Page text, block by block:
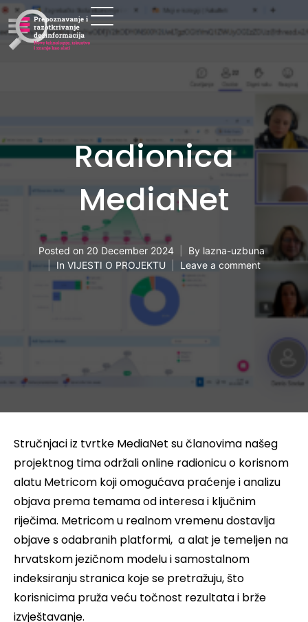
Radionica
MediaNet
Posted on 20 December 2024 By lazna-uzbuna
In VIJESTI O PROJEKTU Leave a comment
Stručnjaci iz tvrtke MediaNet su članovima našeg
projektnog tima održali online radionicu o korisnom
alatu Metricom koji omogućava praćenje i analizu
objava prema temama od interesa i ključnim
riječima. Metricom u realnom vremenu dostavlja
objave s odabranih platformi, a alat je temeljen na
hrvatskom jezičnom modelu i samostalnom
indeksiranju stranica koje se pretražuju, što
korisnicima pruža veću točnost rezultata i brže
izvještavanje.